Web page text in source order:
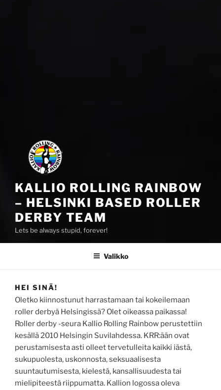
KALLIO ROLLING RAINBOW
– HELSINKI BASED ROLLER
DERBY TEAM
Lets be always stupid, forever!
Valikko
HEI SINÄ!
Oletko kiinnostunut harrastamaan tai kokeilemaan
roller derbyä Helsingissä? Olet oikeassa paikassa!
Roller derby -seura Kallio Rolling Rainbow perustettiin
kesällä 2010 Helsingin Suvilahdessa. KRR:ään ovat
perustamisesta asti olleet tervetulleita kaikki iästä,
sukupuolesta, uskonnosta, seksuaalisesta
suuntautumisesta, kielestä, kansallisuudesta tai
mielipiteestä riippumatta. Kallion logossa oleva